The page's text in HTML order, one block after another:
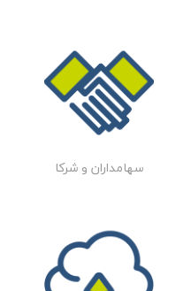
سهامداران و شرکا